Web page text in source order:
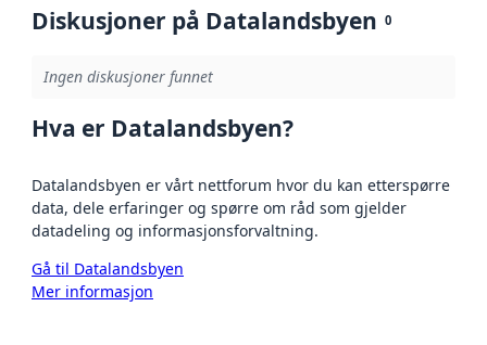
Diskusjoner på Datalandsbyen 0
Ingen diskusjoner funnet
Hva er Datalandsbyen?
Datalandsbyen er vårt nettforum hvor du kan etterspørre
data, dele erfaringer og spørre om råd som gjelder
datadeling og informasjonsforvaltning.
Gå til Datalandsbyen
Mer informasjon